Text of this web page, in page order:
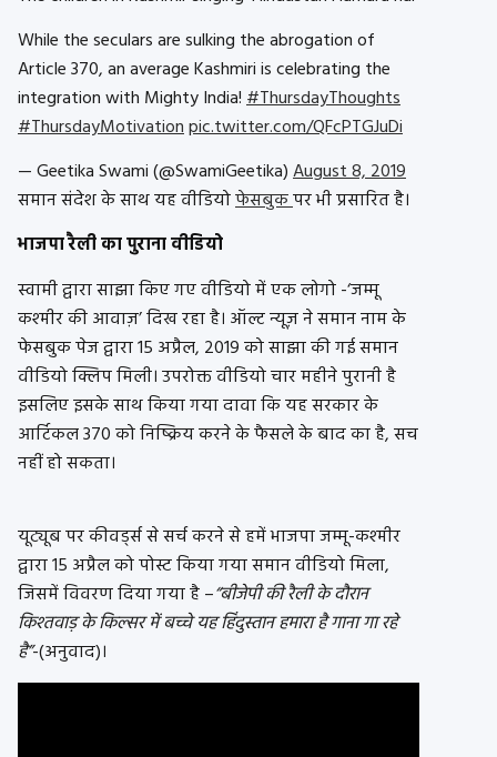
While the seculars are sulking the abrogation of
Article 370, an average Kashmiri is celebrating the
integration with Mighty India!#ThursdayThoughts
#ThursdayMotivationpic.twitter.com/QFcPTGJuDi
— Geetika Swami (@SwamiGeetika)August 8, 2019
समान संदेश के साथ यह वीडियोफेसबुकपर भी प्रसारित है।
भाजपा रैली का पुराना वीडियो
स्वामी द्वारा साझा किए गए वीडियो में एक लोगो -‘जम्मू
कश्मीर की आवाज़’ दिख रहा है। ऑल्ट न्यूज़ ने समान नाम के
फेसबुक पेज द्वारा 15 अप्रैल, 2019 को साझा की गई समान
वीडियो क्लिप मिली। उपरोक्त वीडियो चार महीने पुरानी है
इसलिए इसके साथ किया गया दावा कि यह सरकार के
आर्टिकल 370 को निष्क्रिय करने के फैसले के बाद का है, सच
नहीं हो सकता।
यूट्यूब पर कीवर्ड्स से सर्च करने से हमें भाजपा जम्मू-कश्मीर
द्वारा 15 अप्रैल को पोस्ट किया गया समान वीडियो मिला,
जिसमें विवरण दिया गया है –“बीजेपी की रैली के दौरान
किश्तवाड़ के किल्सर में बच्चे यह हिंदुस्तान हमारा है गाना गा रहे
है”-(अनुवाद)।